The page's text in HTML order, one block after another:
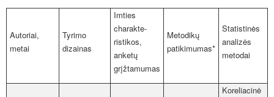
Autoriai,
metai
Tyrimo
dizainas
Imties
charakte­
ristikos,
anketų
grįžtamumas
Metodikų
patikimumas*
Statistinės
analizės
metodai
Koreliacinė